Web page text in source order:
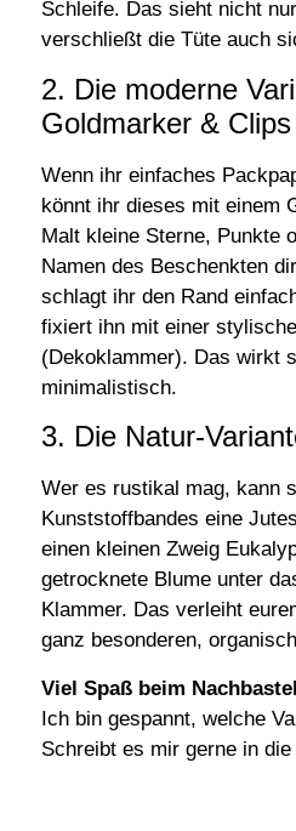
Schleife. Das sieht nicht
verschließt die Tüte auch
2. Die moderne
Goldmarker & Clips
Wenn ihr einfaches
könnt ihr dieses mit einem
Malt kleine Sterne, Punkte
Namen des Beschenkten
schlagt ihr den Rand
fixiert ihn mit einer
(Dekoklammer). Das wirkt
minimalistisch.
3. Die Natur-
Wer es rustikal mag, kann
Kunststoffbandes eine
einen kleinen Zweig
getrocknete Blume unter
Klammer. Das verleiht
ganz besonderen,
Viel Spaß beim
Ich bin gespannt, welche
Schreibt es mir gerne in